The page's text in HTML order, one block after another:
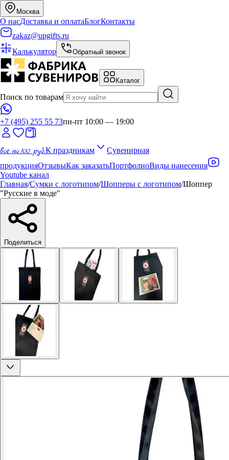
Москва
О насДоставка и оплатаБлогКонтакты
zakaz@upgifts.ru
Калькулятор
Обратный звонок
Каталог
Поиск по товарам
+7 (495) 255 55 73пн-пт 10:00 — 19:00
всё по 100 руб.К праздникам
Сувенирная
продукцияОтзывыКак заказатьПортфолиоВиды нанесения
Youtube канал
Главная/Сумки с логотипом/Шопперы с логотипом/Шоппер
"Русские в моде"
Поделиться